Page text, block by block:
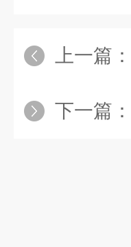
上一篇：
下一篇：